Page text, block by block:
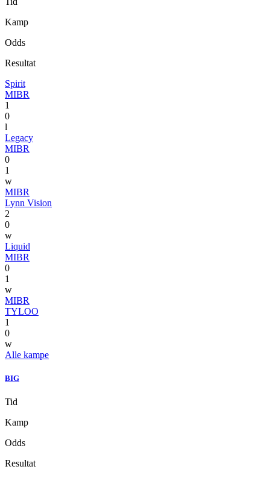
Kamp
Odds
Resultat
Spirit
MIBR
1
0
l
Legacy
MIBR
0
1
w
MIBR
Lynn Vision
2
0
w
Liquid
MIBR
0
1
w
MIBR
TYLOO
1
0
w
Alle kampe
BIG
Tid
Kamp
Odds
Resultat